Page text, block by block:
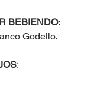
BEBIENDO:
Godello.
: